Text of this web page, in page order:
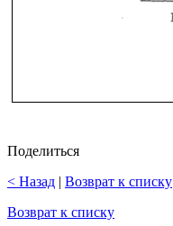
Поделиться
< Назад | Возврат к списку
Возврат к списку